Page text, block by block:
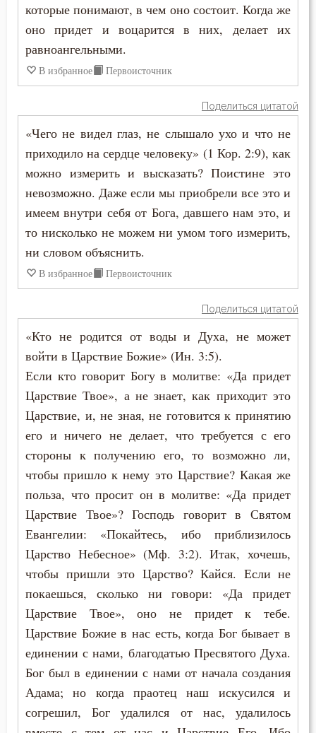
Добро
Добродетель
Духовная жизнь
Душа
Еда
Животные
Жизнь
Жизнь вечная
Забота
Загробная жизнь
Заповеди
Зло
Исповедь
Исправление
Истина
Клятва
Крест
которые понимают, в чем оно состоит. Когда же
оно придет и воцарится в них, делает их
равноангельными.
В избранное Первоисточник
Поделиться цитатой
«Чего не видел глаз, не слышало ухо и что не
приходило на сердце человеку» (1 Кор. 2:9), как
можно измерить и высказать? Поистине это
невозможно. Даже если мы приобрели все это и
имеем внутри себя от Бога, давшего нам это, и
то нисколько не можем ни умом того измерить,
ни словом объяснить.
В избранное Первоисточник
Поделиться цитатой
«Кто не родится от воды и Духа, не может
войти в Царствие Божие» (Ин. 3:5).
Если кто говорит Богу в молитве: «Да придет
Царствие Твое», а не знает, как приходит это
Царствие, и, не зная, не готовится к принятию
его и ничего не делает, что требуется с его
стороны к получению его, то возможно ли,
чтобы пришло к нему это Царствие? Какая же
польза, что просит он в молитве: «Да придет
Царствие Твое»? Господь говорит в Святом
Евангелии: «Покайтесь, ибо приблизилось
Царство Небесное» (Мф. 3:2). Итак, хочешь,
чтобы пришли это Царство? Кайся. Если не
покаешься, сколько ни говори: «Да придет
Царствие Твое», оно не придет к тебе.
Царствие Божие в нас есть, когда Бог бывает в
единении с нами, благодатью Пресвятого Духа.
Бог был в единении с нами от начала создания
Адама; но когда праотец наш искусился и
согрешил, Бог удалился от нас, удалилось